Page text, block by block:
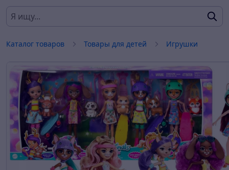
Каталог товаров Товары для детей Игрушки